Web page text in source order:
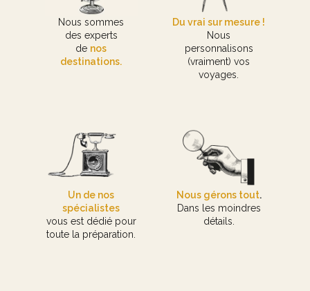
Nous sommes
des experts
de nos
destinations.
Du vrai sur mesure !
Nous
personnalisons
(vraiment) vos
voyages.
Un de nos
spécialistes
vous est dédié pour
toute la préparation.
Nous gérons tout.
Dans les moindres
détails.